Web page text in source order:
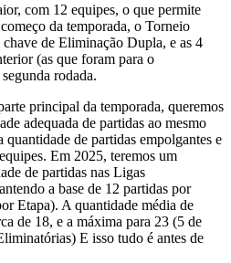
com 12 equipes, o que permite
da temporada, o Torneio
de Eliminação Dupla, e as 4
(as que foram para o
rodada.
principal da temporada, queremos
adequada de partidas ao mesmo
de partidas empolgantes e
Em 2025, teremos um
de partidas nas Ligas
a base de 12 partidas por
Etapa). A quantidade média de
de 18, e a máxima para 23 (5 de
E isso tudo é antes de